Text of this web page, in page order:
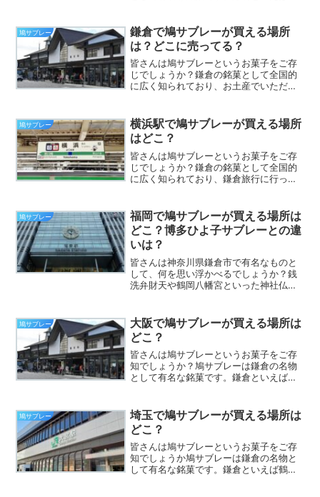
鎌倉旅行のお土産としていただくことも
多いですよね。さてそんな...
鳩サブレー
鎌倉で鳩サブレーが買える場所
は？どこに売ってる？
皆さんは鳩サブレーというお菓子をご存
じでしょうか？鎌倉の銘菓として全国的
に広く知られており、お土産でいただく
そんな鳩サブレーですが、鎌倉に旅行に
来たときは絶対に手に入れ...
鳩サブレー
横浜駅で鳩サブレーが買える場所
はどこ？
皆さんは鳩サブレーというお菓子をご存
じでしょうか？鎌倉の銘菓として全国的
に広く知られており、鎌倉旅行に行った
いらしいですよね。さてそんな鳩サブレ
ーですが、いざ食べたい！...
鳩サブレー
福岡で鳩サブレーが買える場所は
どこ？博多ひよ子サブレーとの違
いは？
皆さんは神奈川県鎌倉市で有名なものと
して、何を思い浮かべるでしょうか？銭
洗弁財天や鶴岡八幡宮といった神社仏閣
サブレーは鎌倉を代表する有名なお菓子
です。鎌倉旅行に行った方...
鳩サブレー
大阪で鳩サブレーが買える場所は
どこ？
皆さんは鳩サブレーというお菓子をご存
知でしょうか？鳩サブレーは鎌倉の名物
として有名な銘菓です。鎌倉といえば鶴
鎌倉旅行のお土産としていただくことも
多いですよね。さてそんな...
鳩サブレー
埼玉で鳩サブレーが買える場所は
どこ？
皆さんは鳩サブレーというお菓子をご存
知でしょうか鳩サブレーは鎌倉の名物と
して有名な銘菓です。鎌倉といえば鶴岡